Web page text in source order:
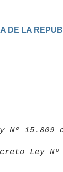
DE LA
Nº 15.809
Ley